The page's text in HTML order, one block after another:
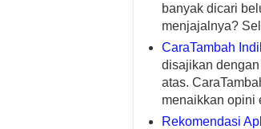
banyak dicari
menjajalnya?
CaraTambah
disajikan
atas.
menaikkan
Rekomendasi